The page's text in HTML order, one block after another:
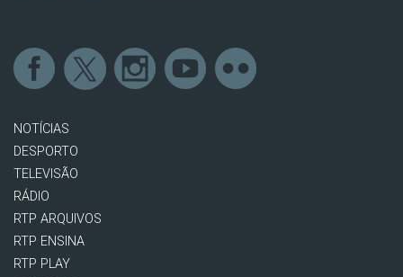
NOTÍCIAS
DESPORTO
TELEVISÃO
RÁDIO
RTP ARQUIVOS
RTP ENSINA
RTP PLAY